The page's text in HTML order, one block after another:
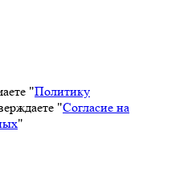
"Политику
"Согласие на
"